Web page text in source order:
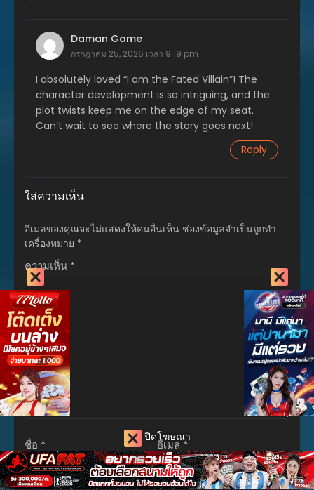
ปิดโฆษณา
ตอนที่ 195
มกราคม 16, 2025
มกราคม 11, 2025
ตอนที่ 193
มกราคม 6, 2025
ตอนที่ 191
ตอนที่ 190
ตอนที่ 189
พฤศจิกายน 28, 2024
ตอนที่ 188
พฤศจิกายน 16, 2024
ตอนที่ 187
พฤศจิกายน 9, 2024
ตอนที่ 186
ตอนที่ 185
ตุลาคม 23, 2024
Daman Game
กรกฎาคม 25, 2026 เวลา 9:19 pm
I absolutely loved “I am the Fated Villain”! The
character development is so intriguing, and the
plot twists keep me on the edge of my seat.
Can’t wait to see where the story goes next!
Reply
ใส่ความเห็น
อีเมลของคุณจะไม่แสดงให้คนอื่นเห็น ช่องข้อมูลจำเป็นถูกทำ
เครื่องหมาย *
ความเห็น *
ชื่อ * อีเมล*